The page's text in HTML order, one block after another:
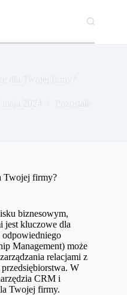
Twojej firmy?
biznesowym,
jest kluczowe dla
odpowiedniego
Management) może
relacjami z
W
CRM i
Twojej firmy.